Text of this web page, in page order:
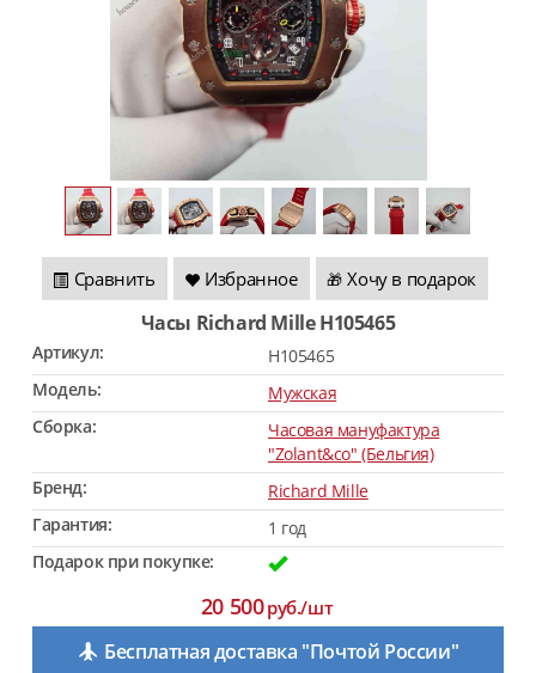
Сравнить Избранное 🎁 Хочу в подарок
Часы Richard Mille H105465
Артикул:
H105465
Модель:
Мужская
Сборка:
Часовая мануфактура
"Zolant&co" (Бельгия)
Бренд:
Richard Mille
Гарантия:
1 год
Подарок при покупке:
20 500руб./шт
Бесплатная доставка "Почтой России"